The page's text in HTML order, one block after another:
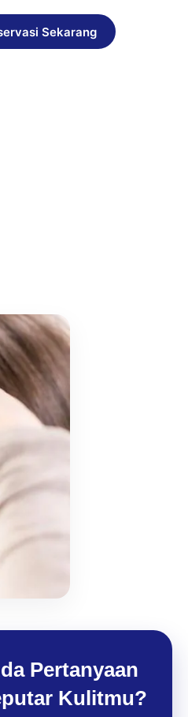
Sekarang
Pertanyaan
Kulitmu?